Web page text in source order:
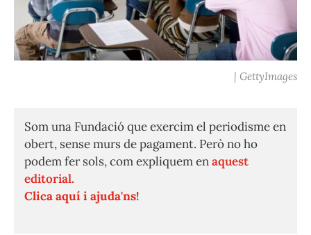
| GettyImages
Som una Fundació que exercim el periodisme en
obert, sense murs de pagament. Però no ho
podem fer sols, com expliquem enaquest
editorial.
Clica aquí i ajuda'ns!